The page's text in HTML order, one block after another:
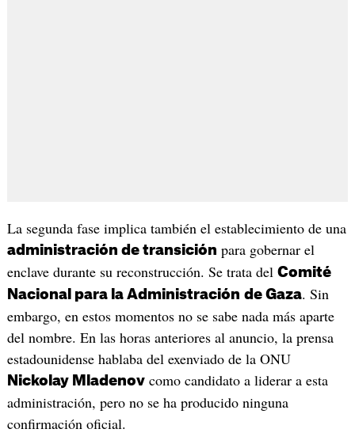
La segunda fase implica también el establecimiento de una
administración de transición para gobernar el
enclave durante su reconstrucción. Se trata del Comité
Nacional para la Administración de Gaza. Sin
embargo, en estos momentos no se sabe nada más aparte
del nombre. En las horas anteriores al anuncio, la prensa
estadounidense hablaba del exenviado de la ONU
Nickolay Mladenovcomo candidato a liderar a esta
administración, pero no se ha producido ninguna
confirmación oficial.